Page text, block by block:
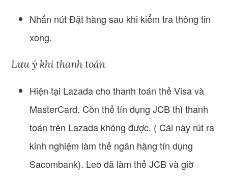
Nhấn nút Đặt hàng sau khi kiểm tra thông tin
xong.
Lưu ý khi thanh toán
Hiện tại Lazada cho thanh toán thẻ Visa và
MasterCard. Còn thẻ tín dụng JCB thì thanh
toán trên Lazada không được. ( Cái này rút ra
kinh nghiệm làm thẻ ngân hàng tín dụng
Sacombank). Leo đã làm thẻ JCB và giờ